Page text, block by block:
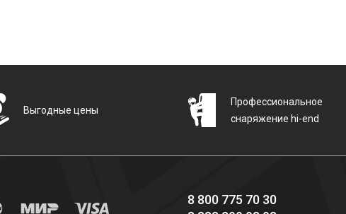
Выгодные цены
Профессиональное
снаряжение hi-end
8 800 775 70 30